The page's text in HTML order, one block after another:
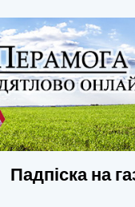
Падпіска на